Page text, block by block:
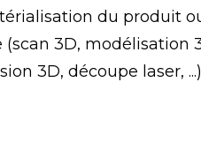
du produit
(scan 3D, modélisation
3D, découpe laser, ...)